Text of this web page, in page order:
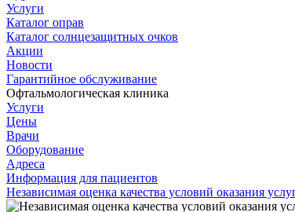
Услуги
Каталог оправ
Каталог солнцезащитных очков
Акции
Новости
Гарантийное обслуживание
Офтальмологическая клиника
Услуги
Цены
Врачи
Оборудование
Адреса
Информация для пациентов
Независимая оценка качества условий оказания